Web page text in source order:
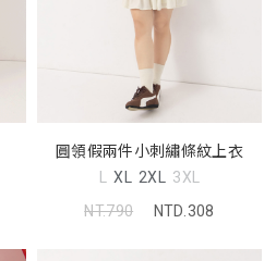
圓領假兩件小刺繡條紋上衣
L XL 2XL 3XL
NT.790
NTD.308